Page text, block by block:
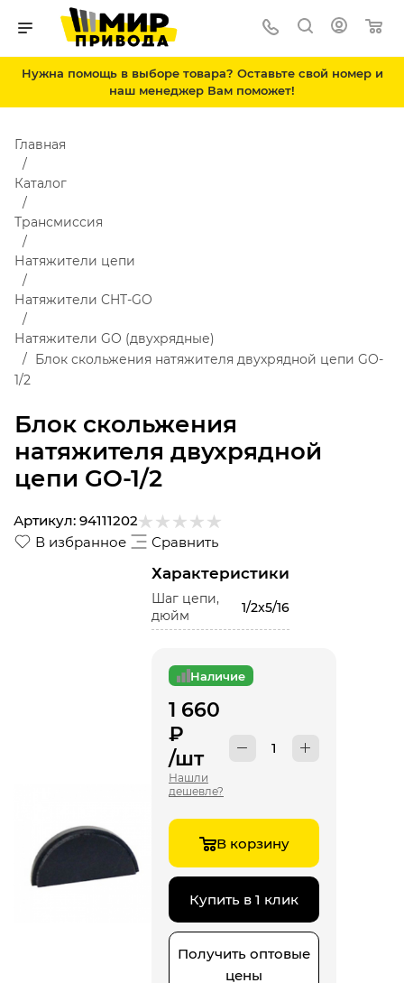
Нужна помощь в выборе товара? Оставьте свой номер и
наш менеджер Вам поможет!
Блок скольжения
натяжителя двухрядной
цепи GO-1/2
Главная
Каталог
Трансмиссия
Натяжители цепи
Натяжители CHT-GO
Натяжители GO (двухрядные)
Блок скольжения натяжителя двухрядной цепи GO-
1/2
В избранное Сравнить
Артикул: 94111202
Характеристики
Шаг цепи,
дюйм
1/2x5/16
Наличие
1 660
₽
/шт
Нашли
дешевле?
В корзину
Купить в 1 клик
Получить оптовые
цены